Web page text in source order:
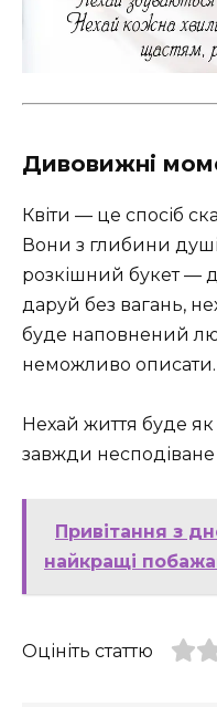
Дивовижні
Квіти — це спосіб
Вони з глибини
розкішний букет —
даруй без вагань,
буде наповнений
неможливо описати.
Нехай життя буде
завжди
Привітання з
найкращі
Оцініть статтю